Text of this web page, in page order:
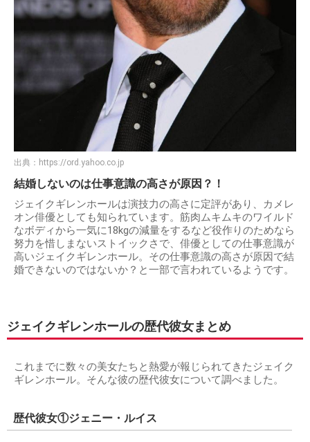
出典： https://ord.yahoo.co.jp
結婚しないのは仕事意識の高さが原因？！
ジェイクギレンホールは演技力の高さに定評があり、カメレ
オン俳優としても知られています。筋肉ムキムキのワイルド
なボディから一気に18kgの減量をするなど役作りのためなら
努力を惜しまないストイックさで、俳優としての仕事意識が
高いジェイクギレンホール。その仕事意識の高さが原因で結
婚できないのではないか？と一部で言われているようです。
ジェイクギレンホールの歴代彼女まとめ
これまでに数々の美女たちと熱愛が報じられてきたジェイク
ギレンホール。そんな彼の歴代彼女について調べました。
歴代彼女①ジェニー・ルイス